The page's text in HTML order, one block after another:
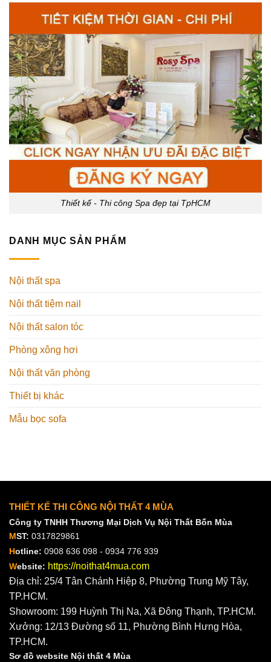
Thiết kế - Thi công Spa đẹp tại TpHCM
DANH MỤC SẢN PHẨM
Nội thất spa
Nội thất tiệm nail
Nội thất salon tóc
Phòng xông hơi
Nội thất văn phòng
Thiết bị khác
Mẫu bọc sofa
THIẾT KẾ THI CÔNG NỘI THẤT 4 MÙA
Công ty TNHH Thương Mại Dịch Vụ Nội Thất Bốn Mùa
MST: 0317829861
Hotline: 0908 636 098 - 0934 776 939
Website: https://noithat4mua.com
Địa chỉ: 25/4 Tân Chánh Hiệp 8, Phường Trung Mỹ Tây,
TP.HCM.
Showroom: 199 Huỳnh Thị Na, Xã Đông Thạnh, TP.HCM.
Xưởng: 12/13 Đường số 11, Phường Bình Hưng Hòa,
TP.HCM.
Sơ đồ website Nội thất 4 Mùa